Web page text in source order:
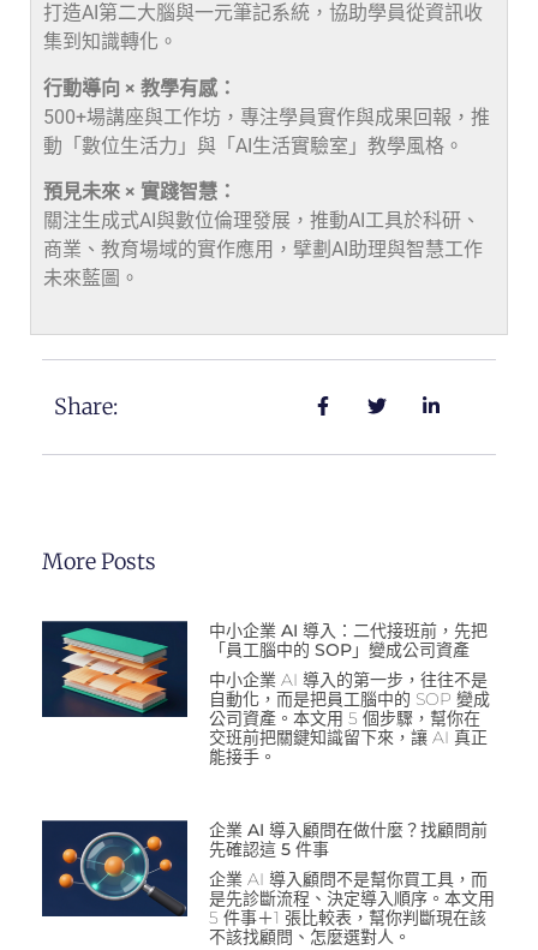
打造AI第二大腦與一元筆記系統，協助學員從資訊收
集到知識轉化。
行動導向 × 教學有感：
500+場講座與工作坊，專注學員實作與成果回報，推
動「數位生活力」與「AI生活實驗室」教學風格。
預見未來 × 實踐智慧：
關注生成式AI與數位倫理發展，推動AI工具於科研、
商業、教育場域的實作應用，擘劃AI助理與智慧工作
未來藍圖。
Share:
More Posts
中小企業 AI 導入：二代接班前，先把
「員工腦中的 SOP」變成公司資產
中小企業 AI 導入的第一步，往往不是
自動化，而是把員工腦中的 SOP 變成
公司資產。本文用 5 個步驟，幫你在
交班前把關鍵知識留下來，讓 AI 真正
能接手。
企業 AI 導入顧問在做什麼？找顧問前
先確認這 5 件事
企業 AI 導入顧問不是幫你買工具，而
是先診斷流程、決定導入順序。本文用
5 件事＋1 張比較表，幫你判斷現在該
不該找顧問、怎麼選對人。